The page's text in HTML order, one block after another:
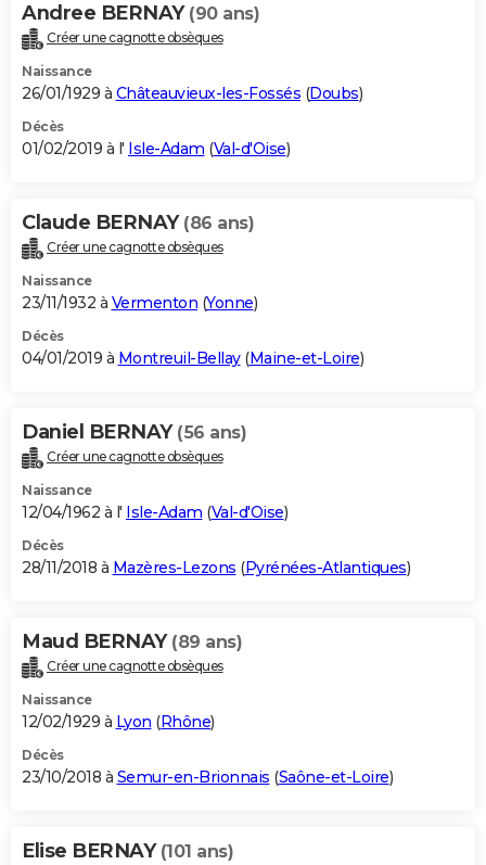
Andree BERNAY (90 ans)
Créer une cagnotte obsèques
Naissance
26/01/1929 à Châteauvieux-les-Fossés (Doubs)
Décès
01/02/2019 à l' Isle-Adam (Val-d'Oise)
Claude BERNAY (86 ans)
Créer une cagnotte obsèques
Naissance
23/11/1932 à Vermenton (Yonne)
Décès
04/01/2019 à Montreuil-Bellay(Maine-et-Loire)
Daniel BERNAY (56 ans)
Créer une cagnotte obsèques
Naissance
12/04/1962 à l' Isle-Adam (Val-d'Oise)
Décès
28/11/2018 à Mazères-Lezons (Pyrénées-Atlantiques)
Maud BERNAY (89 ans)
Créer une cagnotte obsèques
Naissance
12/02/1929 à Lyon (Rhône)
Décès
23/10/2018 à Semur-en-Brionnais (Saône-et-Loire)
Elise BERNAY (101 ans)